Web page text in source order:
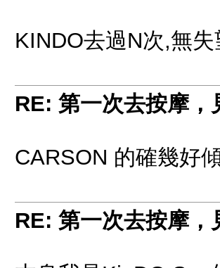
KINDO去過N次,無失
RE: 第一次去按摩，
CARSON 的確幾好
RE: 第一次去按摩，